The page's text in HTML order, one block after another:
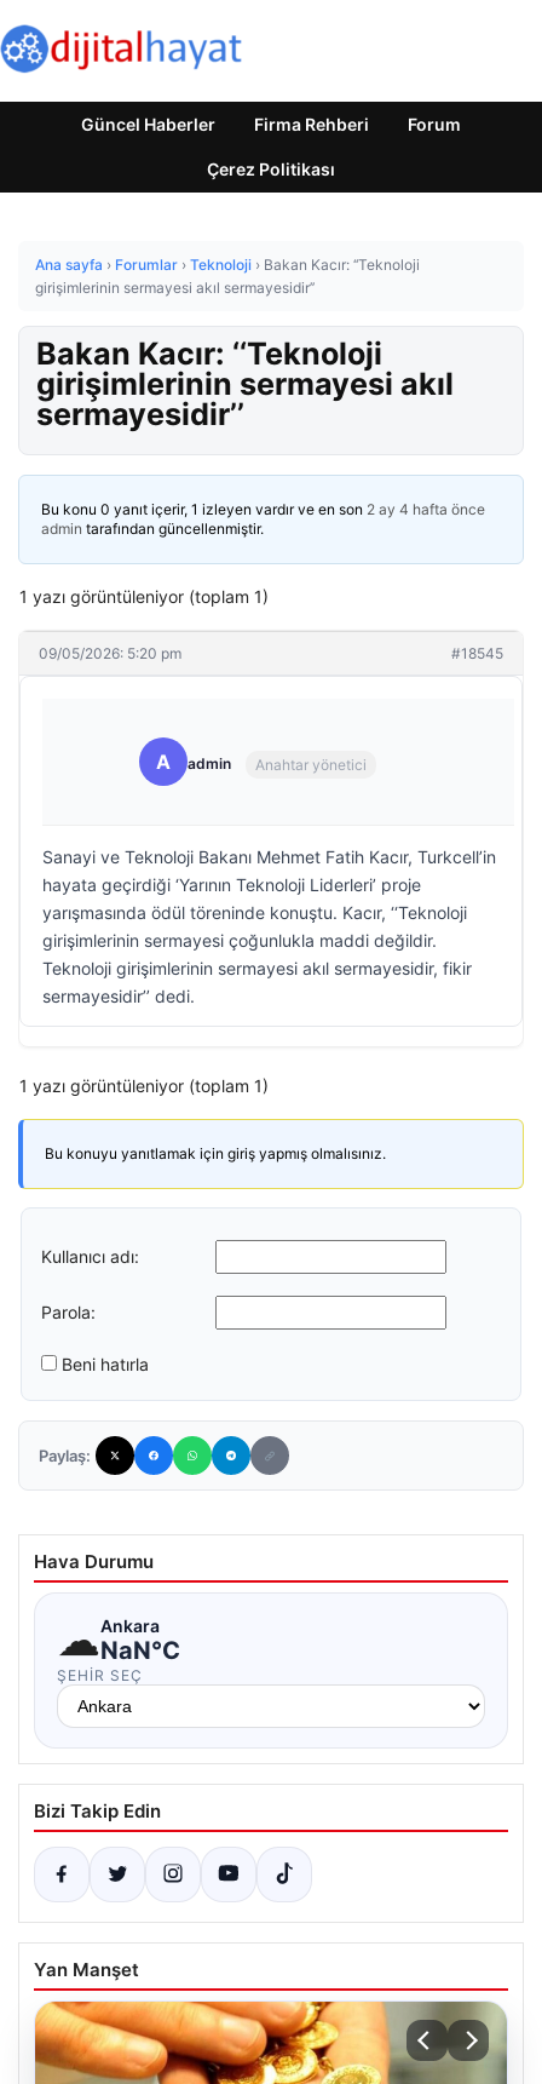
Güncel Haberler Firma Rehberi Forum
Çerez Politikası
Ana sayfa › Forumlar › Teknoloji › Bakan Kacır: ‘‘Teknoloji
girişimlerinin sermayesi akıl sermayesidir’’
Bakan Kacır: ‘‘Teknoloji
girişimlerinin sermayesi akıl
sermayesidir’’
Bu konu 0 yanıt içerir, 1 izleyen vardır ve en son 2 ay 4 hafta önce
admin tarafından güncellenmiştir.
1 yazı görüntüleniyor (toplam 1)
09/05/2026: 5:20 pm #18545
A admin Anahtar yönetici
Sanayi ve Teknoloji Bakanı Mehmet Fatih Kacır, Turkcell’in
hayata geçirdiği ‘Yarının Teknoloji Liderleri’ proje
yarışmasında ödül töreninde konuştu. Kacır, ‘‘Teknoloji
girişimlerinin sermayesi çoğunlukla maddi değildir.
Teknoloji girişimlerinin sermayesi akıl sermayesidir, fikir
sermayesidir’’ dedi.
1 yazı görüntüleniyor (toplam 1)
Bu konuyu yanıtlamak için giriş yapmış olmalısınız.
Kullanıcı adı:
Parola:
Beni hatırla
Paylaş:
Hava Durumu
☁Ankara
NaN°C
ŞEHIR SEÇ
Bizi Takip Edin
Yan Manşet